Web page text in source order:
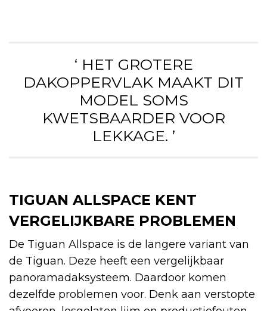
‘ HET GROTERE
DAKOPPERVLAK MAAKT DIT
MODEL SOMS
KWETSBAARDER VOOR
LEKKAGE. ’
TIGUAN ALLSPACE KENT
VERGELIJKBARE PROBLEMEN
De Tiguan Allspace is de langere variant van
de Tiguan. Deze heeft een vergelijkbaar
panoramadaksysteem. Daardoor komen
dezelfde problemen voor. Denk aan verstopte